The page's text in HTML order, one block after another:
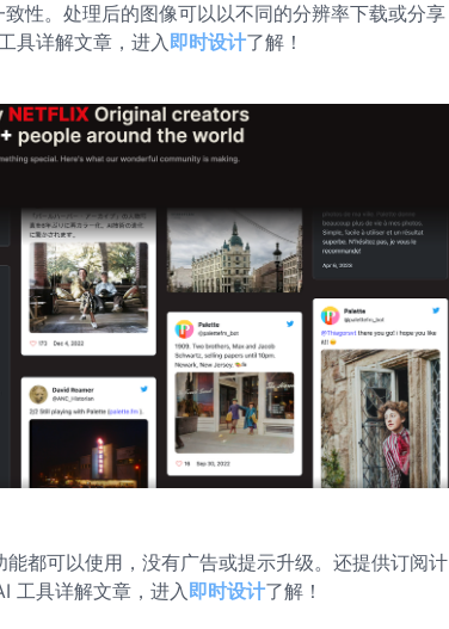
性。处理后的图像可以以不同的分辨率下载或分享
具详解文章，进入即时设计了解！
都可以使用，没有广告或提示升级。还提供订阅计
工具详解文章，进入即时设计了解！